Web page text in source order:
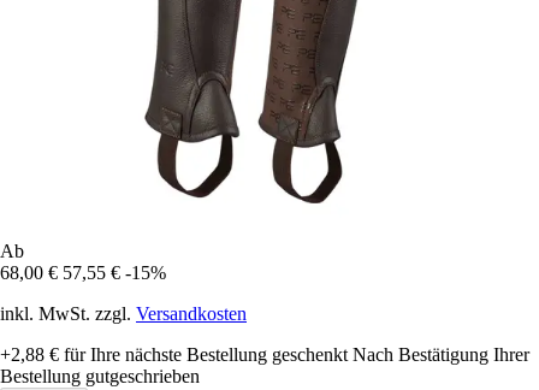
Ab
68,00 € 57,55 € -15%
inkl. MwSt. zzgl. Versandkosten
+2,88 € für Ihre nächste Bestellung geschenkt Nach Bestätigung Ihrer
Bestellung gutgeschrieben